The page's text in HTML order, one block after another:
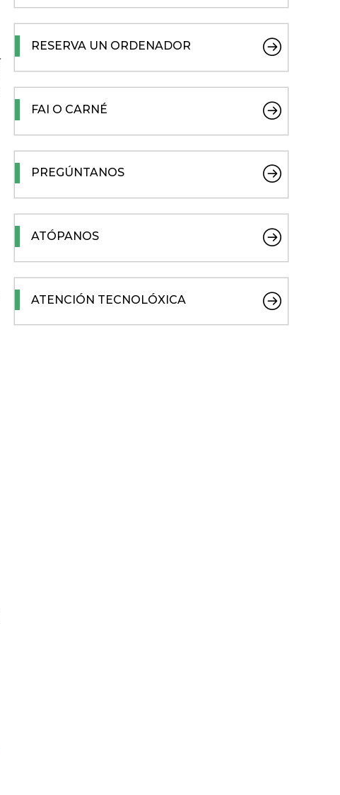
RESERVA UN ORDENADOR
FAI O CARNÉ
PREGÚNTANOS
ATÓPANOS
ATENCIÓN TECNOLÓXICA